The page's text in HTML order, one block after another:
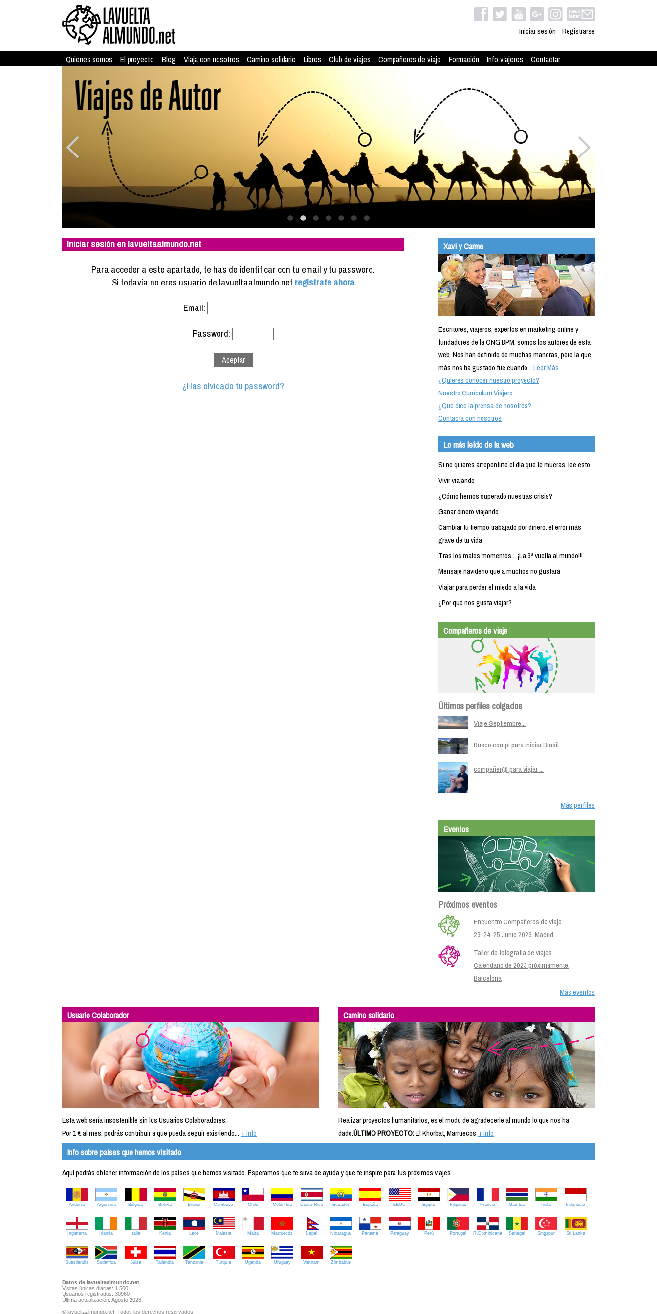
Iniciar sesión Registrarse
Quienes somos El proyecto Blog Viaja con nosotros Camino solidario Libros Club de viajes Compañeros de viaje Formación Info viajeros Contactar
Iniciar sesión en lavueltaalmundo.net
Para acceder a este apartado, te has de identificar con tu email y tu password.
Si todavía no eres usuario de lavueltaalmundo.net registrate ahora
Email:
Password:
¿Has olvidado tu password?
Xavi y Carme
Escritores, viajeros, expertos en marketing online y
fundadores de la ONG BPM, somos los autores de esta
web. Nos han definido de muchas maneras, pero la que
más nos ha gustado fue cuando...Leer Más
¿Quieres conocer nuestro proyecto?
Nuestro Currículum Viajero
¿Qué dice la prensa de nosotros?
Contacta con nosotros
Lo más leído de la web
Si no quieres arrepentirte el día que te mueras, lee esto
Vivir viajando
¿Cómo hemos superado nuestras crisis?
Ganar dinero viajando
Cambiar tu tiempo trabajado por dinero: el error más
grave de tu vida
Tras los malos momentos... ¡La 3ª vuelta al mundo!!!
Mensaje navideño que a muchos no gustará
Viajar para perder el miedo a la vida
¿Por qué nos gusta viajar?
Compañeros de viaje
Últimos perfiles colgados
Viaje Septiembre...
Busco compi para iniciar Brasil...
compañer@ para viajar ...
Más perfiles
Eventos
Próximos eventos
Encuentro Compañeros de viaje.
23-24-25 Junio 2023. Madrid
Taller de fotografía de viajes.
Calendario de 2023 próximamente.
Barcelona
Más eventos
Usuario Colaborador
Esta web sería insostenible sin los Usuarios Colaboradores.
Por 1 € al mes, podrás contribuir a que pueda seguir existiendo... + info
Camino solidario
Realizar proyectos humanitarios, es el modo de agradecerle al mundo lo que nos ha
dado.ÚLTIMO PROYECTO:El Khorbat, Marruecos + info
Info sobre países que hemos visitado
Aquí podrás obtener información de los países que hemos visitado. Esperamos que te sirva de ayuda y que te inspire para tus próximos viajes.
Andorra Argentina Bélgica Bolivia Brunei Camboya Chile Colombia Costa Rica Ecuador España EEUU Egipto Filipinas Francia Gambia India Indonesia
Inglaterra Irlanda Italia Kenia Laos Malasia Malta Marruecos Nepal Nicaragua Panamá Paraguay Perú Portugal R.Dominicana Senegal Singapur Sri Lanka
Suazilandia Sudáfrica Suiza Tailandia Tanzania Turquía Uganda Uruguay Vietnam Zimbabue
Datos de lavueltaalmundo.net
Visitas únicas diarias: 1.500
Usuarios registrados: 30960
Última actualización: Agosto 2026
© lavueltaalmundo.net. Todos los derechos reservados.